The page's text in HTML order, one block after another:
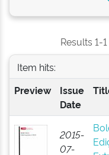
Results 1-
Item hits:
Preview
Issue
Date
2015-
07-